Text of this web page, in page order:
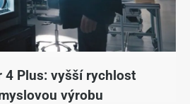
4 Plus: vyšší rychlost
výrobu